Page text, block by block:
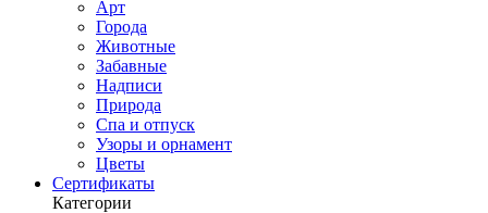
Арт
Города
Животные
Забавные
Надписи
Природа
Спа и отпуск
Узоры и орнамент
Цветы
Сертификаты
Категории